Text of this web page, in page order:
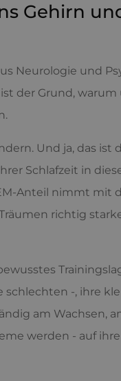
Gehirn
Neurologie und
der Grund, warum
Und ja, das ist
Schlafzeit in
Anteil nimmt mit
richtig
schlechten -, ihre
am Wachsen,
werden - auf